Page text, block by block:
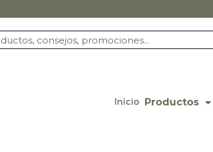
Inicio Productos